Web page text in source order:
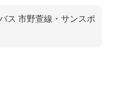
ス 市野萱線・サンスポ